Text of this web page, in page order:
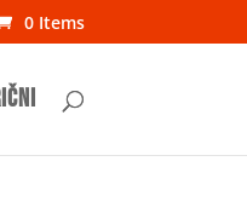
0 Items